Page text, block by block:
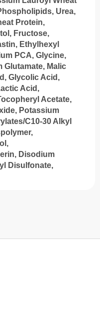
Urea,
Protein,
Fructose,
Ethylhexyl
PCA, Glycine,
Glutamate, Malic
Glycolic Acid,
Acid,
Acetate,
Potassium
C10-30 Alkyl
Disodium
Disulfonate,